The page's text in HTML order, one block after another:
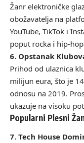
Žanr elektroničke
obožavatelja na
YouTube, TikTok i
poput rocka i hip-
6. Opstanak
Prihod od ulaznica
milijun eura, što je
odnosu na 2019.
ukazuje na visoku
Popularni Plesni
7. Tech House